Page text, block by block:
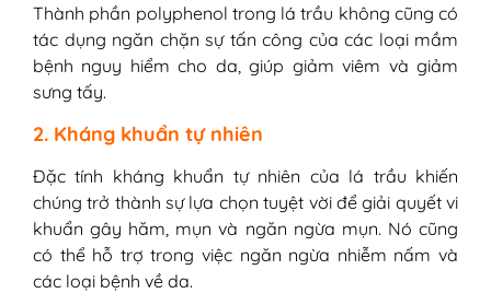
Thành phần polyphenol trong lá trầu không cũng có
tác dụng ngăn chặn sự tấn công của các loại mầm
bệnh nguy hiểm cho da, giúp giảm viêm và giảm
sưng tấy.
2. Kháng khuẩn tự nhiên
Đặc tính kháng khuẩn tự nhiên của lá trầu khiến
chúng trở thành sự lựa chọn tuyệt vời để giải quyết vi
khuẩn gây hăm, mụn và ngăn ngừa mụn. Nó cũng
có thể hỗ trợ trong việc ngăn ngừa nhiễm nấm và
các loại bệnh về da.